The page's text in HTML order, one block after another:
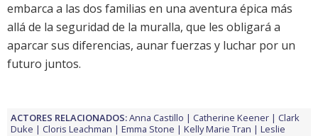
embarca a las dos familias en una aventura épica más
allá de la seguridad de la muralla, que les obligará a
aparcar sus diferencias, aunar fuerzas y luchar por un
futuro juntos.
ACTORES RELACIONADOS:Anna Castillo Catherine Keener
Clark
Duke
Cloris Leachman Emma Stone Kelly Marie Tran
Leslie